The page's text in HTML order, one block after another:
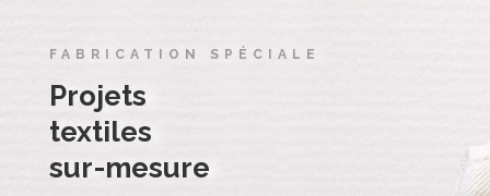
FABRICATION SPÉCIALE
Projets
textiles
sur-mesure